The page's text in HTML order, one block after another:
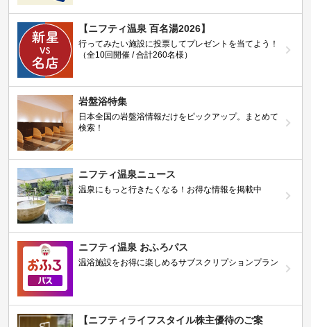
【ニフティ温泉 百名湯2026】
行ってみたい施設に投票してプレゼントを当てよう！
（全10回開催 / 合計260名様）
岩盤浴特集
日本全国の岩盤浴情報だけをピックアップ。まとめて
検索！
ニフティ温泉ニュース
温泉にもっと行きたくなる！お得な情報を掲載中
ニフティ温泉 おふろパス
温浴施設をお得に楽しめるサブスクリプションプラン
【ニフティライフスタイル株主優待のご案